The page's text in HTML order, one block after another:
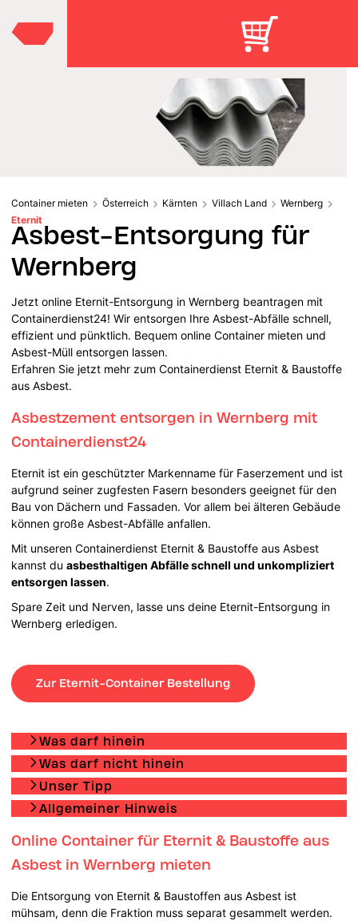
Container mieten Österreich Kärnten Villach Land
Wernberg
Eternit
Asbest-Entsorgung für
Wernberg
Jetzt online Eternit-Entsorgung in Wernberg beantragen mit
Containerdienst24! Wir entsorgen Ihre Asbest-Abfälle schnell,
effizient und pünktlich. Bequem online Container mieten und
Asbest-Müll entsorgen lassen.
Erfahren Sie jetzt mehr zum Containerdienst Eternit & Baustoffe
aus Asbest.
Asbestzement entsorgen in Wernberg mit
Containerdienst24
Eternit ist ein geschützter Markenname für Faserzement und ist
aufgrund seiner zugfesten Fasern besonders geeignet für den
Bau von Dächern und Fassaden. Vor allem bei älteren Gebäude
können große Asbest-Abfälle anfallen.
Mit unseren Containerdienst Eternit & Baustoffe aus Asbest
kannst duasbesthaltigen Abfälle schnell und unkompliziert
entsorgen lassen.
Spare Zeit und Nerven, lasse uns deine Eternit-Entsorgung in
Wernberg erledigen.
Zur Eternit-Container Bestellung
Was darf hinein
Was darf nicht hinein
Unser Tipp
Allgemeiner Hinweis
Online Container für Eternit & Baustoffe aus
Asbest in Wernberg mieten
Die Entsorgung von Eternit & Baustoffen aus Asbest ist
mühsam, denn die Fraktion muss separat gesammelt werden.